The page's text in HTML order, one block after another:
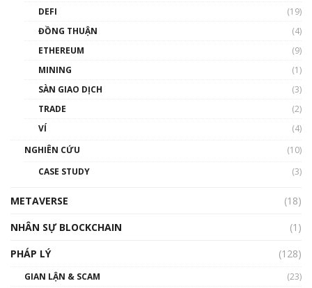
Phổ cập Blockchain
thống & Crypto qua các cuộc chiến | Phổ cập
01:32:59
gió ấm
DEFI
(19)
ĐỒNG THUẬN
(4)
ETHEREUM
(9)
MINING
(1)
SÀN GIAO DỊCH
(3)
TRADE
(2)
VÍ
(4)
NGHIÊN CỨU
(10)
CASE STUDY
(3)
METAVERSE
(18)
NHÂN SỰ BLOCKCHAIN
(1)
PHÁP LÝ
(128)
GIAN LẬN & SCAM
(23)